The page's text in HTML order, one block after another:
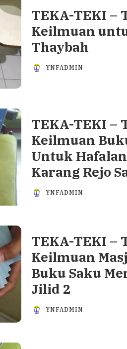
TEKA-TEKI –
Keilmuan
Thaybah
YNFADMIN
TEKA-TEKI –
Keilmuan
Untuk
Karang Rejo
YNFADMIN
TEKA-TEKI –
Keilmuan
Buku Saku
Jilid 2
YNFADMIN